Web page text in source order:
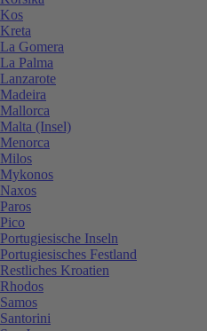
Kos
Kreta
La Gomera
La Palma
Lanzarote
Madeira
Mallorca
Malta (Insel)
Menorca
Milos
Mykonos
Naxos
Paros
Pico
Portugiesische Inseln
Portugiesisches Festland
Restliches Kroatien
Rhodos
Samos
Santorini